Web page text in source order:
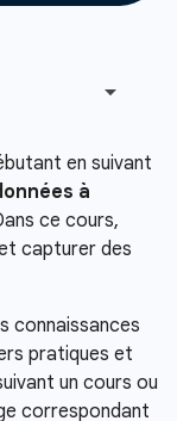
en suivant
à
ce cours,
capturer des
connaissances
pratiques et
un cours ou
correspondant